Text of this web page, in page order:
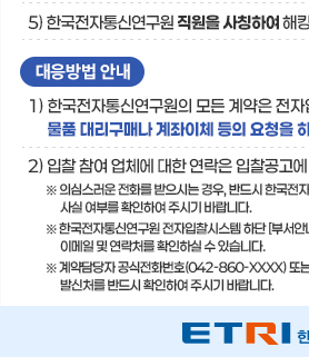
보도자료
[2026-52호] ETRI, ITU-T 자율주행차 국제표준화 주도한다